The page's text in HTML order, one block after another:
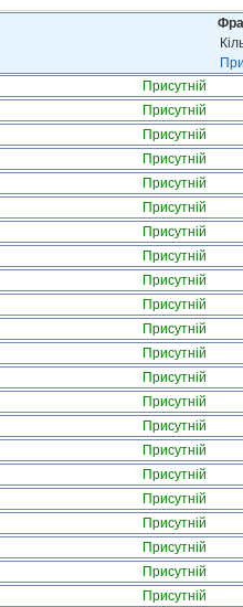
Присутній
Присутній
Присутній
Присутній
Присутній
Присутній
Присутній
Присутній
Присутній
Присутній
Присутній
Присутній
Присутній
Присутній
Присутній
Присутній
Присутній
Присутній
Присутній
Присутній
Присутній
Присутній